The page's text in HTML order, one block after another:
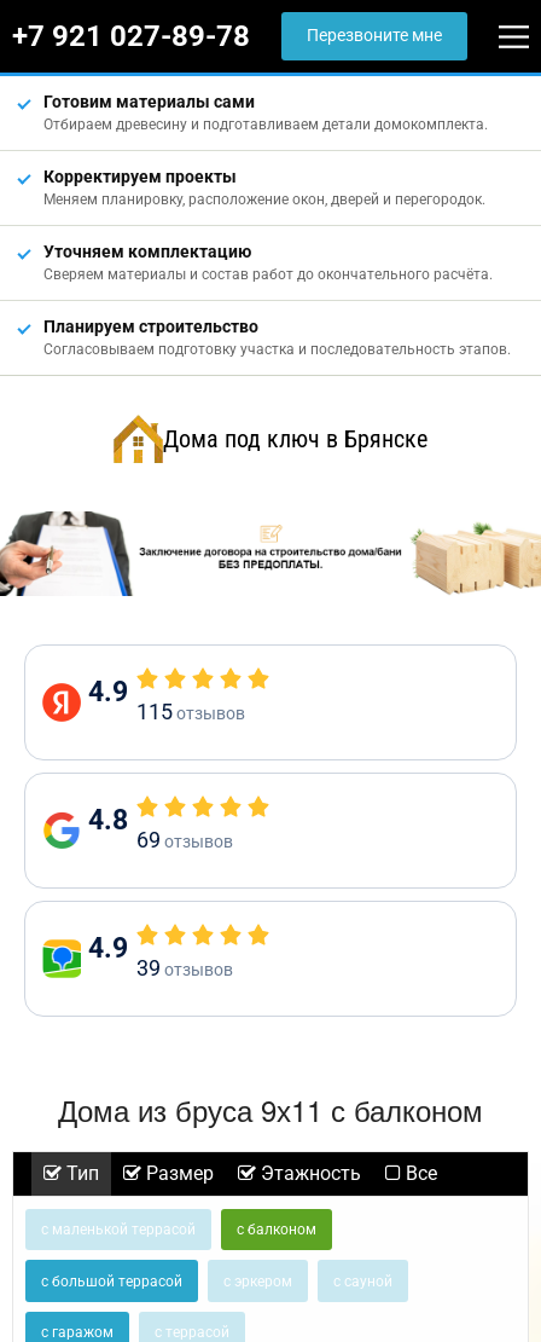
+7 921 027-89-78 Перезвоните мне
Готовим материалы сами
Отбираем древесину и подготавливаем детали домокомплекта.
Корректируем проекты
Меняем планировку, расположение окон, дверей и перегородок.
Уточняем комплектацию
Сверяем материалы и состав работ до окончательного расчёта.
Планируем строительство
Согласовываем подготовку участка и последовательность этапов.
Дома под ключ в Брянске
4.9
115отзывов
4.8
69 отзывов
4.9
39 отзывов
Дома из бруса 9х11 с балконом
Тип Размер Этажность Все
с маленькой террасой с балконом
с большой террасой с эркером с сауной
с гаражом с террасой